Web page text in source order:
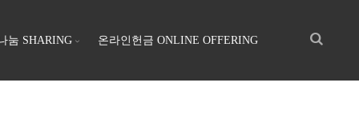
눔 SHARING 온라인헌금 ONLINE OFFERING